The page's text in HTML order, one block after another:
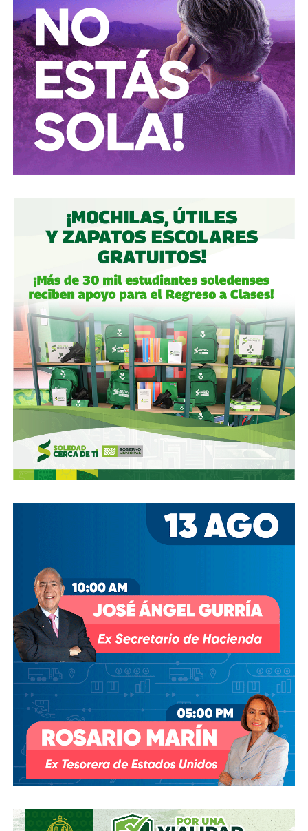
La petición ocurre además en un momento en el que
Ucrania depende cada vez más de sus aliados para
sostener su defensa aérea. Kiev desarrolla su propio
sistema de defensa bajo el proyecto Freya, pero este no
estaría listo sino hasta el próximo año.
Mientras tanto, la amenaza rusa continúa aumentando y
Ucrania se prepara para una nueva temporada de invierno
en la que teme un incremento de los ataques contra
infraestructura y ciudades.
intento de cambiar la lógica de la defensa: dejar de gastar
exclusivamente los escasos misiles interceptores para
destruir los proyectiles rusos y tratar de impedir que
estos sean lanzados desde el origen.
Con información deEl País.
También lee:Adolescente mata a siete personas en
escuela de Tailandia